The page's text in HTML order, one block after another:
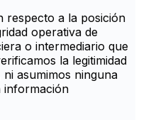
respecto a la posición
operativa de
o intermediario que
la legitimidad
asumimos ninguna
información